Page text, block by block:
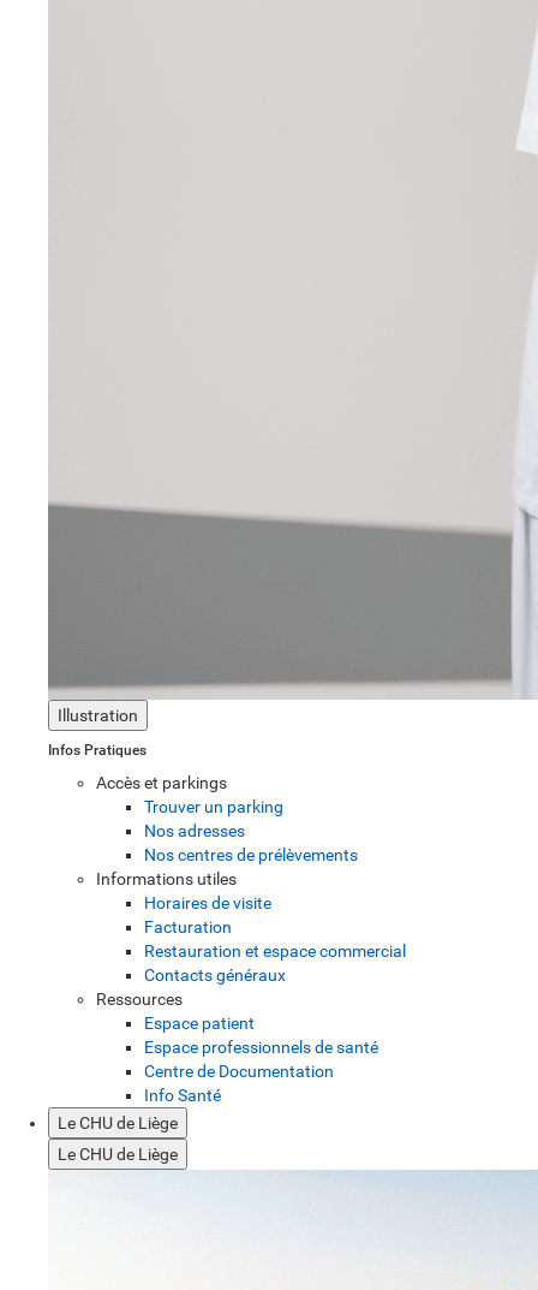
Illustration
Infos Pratiques
Accès et parkings
Trouver un parking
Nos adresses
Nos centres de prélèvements
Informations utiles
Horaires de visite
Facturation
Restauration et espace commercial
Contacts généraux
Ressources
Espace patient
Espace professionnels de santé
Centre de Documentation
Info Santé
Le CHU de Liège
Le CHU de Liège